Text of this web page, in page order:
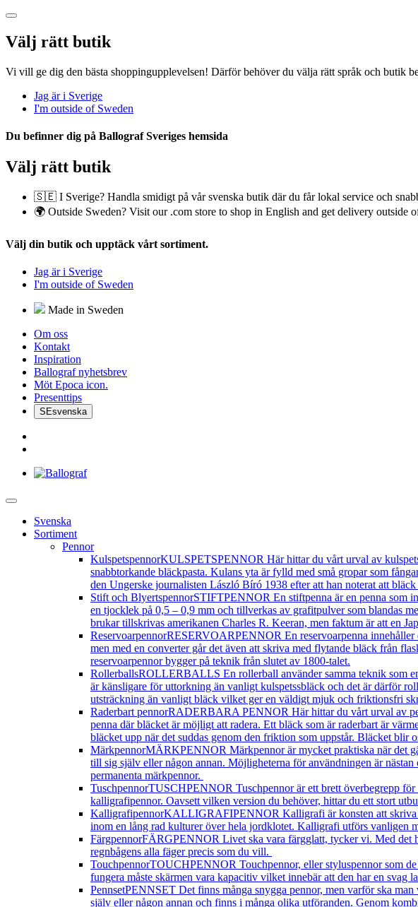
Välj rätt butik
Vi vill ge dig den bästa shoppingupplevelsen! Därför behöver du välja rätt språk och butik
Jag är i Sverige
I'm outside of Sweden
Du befinner dig på Ballograf Sveriges hemsida
Välj rätt butik
🇸🇪 I Sverige? Handla smidigt på vår svenska butik där du får lokal service och
🌍 Outside Sweden? Visit our .com store to shop in English and get delivery outside
Välj din butik och upptäck vårt sortiment.
Jag är i Sverige
I'm outside of Sweden
Made in Sweden
Om oss
Kontakt
Inspiration
Ballograf nyhetsbrev
Möt Epoca icon.
Presenttips
SEsvenska
Svenska
Sortiment
Pennor
KulspetspennorKULSPETSPENNOR Här hittar du vårt urval av
snabbtorkande bläckpasta. Kulans yta är fylld med små gropar som
den Ungerske journalisten László Bíró 1938 efter att han noterat att
Stift och BlyertspennorSTIFTPENNOR En stiftpenna är en penna som
en tjocklek på 0,5 – 0,9 mm och tillverkas av grafitpulver som blandas
brukar tillskrivas amerikanen Charles R. Keeran, men faktum är att en
ReservoarpennorRESERVOARPENNOR En reservoarpenna innehåller
men med en converter går det även att skriva med flytande bläck från
reservoarpennor bygger på teknik från slutet av 1800-talet.
RollerballsROLLERBALLS En rollerball använder samma teknik som
är känsligare för uttorkning än vanligt kulspetssbläck och det är därför
utsträckning än vanligt bläck vilket ger en väldigt mjuk och friktionsfri
Raderbart pennorRADERBARA PENNOR Här hittar du vårt urval av
penna där bläcket är möjligt att radera. Ett bläck som är raderbart är
bläcket upp när det suddas genom den friktion som uppstår. Bläcket
MärkpennorMÄRKPENNOR Märkpennor är mycket praktiska när det
till sig själv eller någon annan. Möjligheterna för användningen är
permanenta märkpennor.
TuschpennorTUSCHPENNOR Tuschpennor är ett brett överbegrepp
kalligrafipennor. Oavsett vilken version du behöver, hittar du ett stort
KalligrafipennorKALLIGRAFIPENNOR Kalligrafi är konsten att skriva
inom en lång rad kulturer över hela jordklotet. Kalligrafi utförs vanligen
FärgpennorFÄRGPENNOR Livet ska vara färgglatt, tycker vi. Med det
regnbågens alla fäger precis som du vill.
TouchpennorTOUCHPENNOR Touchpennor, eller styluspennor som
fungera måste skärmen vara kapacitiv vilket innebär att den har en svag
PennsetPENNSET Det finns många snygga pennor, men varför ska
själv eller någon annan och finns i många olika utföranden. Genom